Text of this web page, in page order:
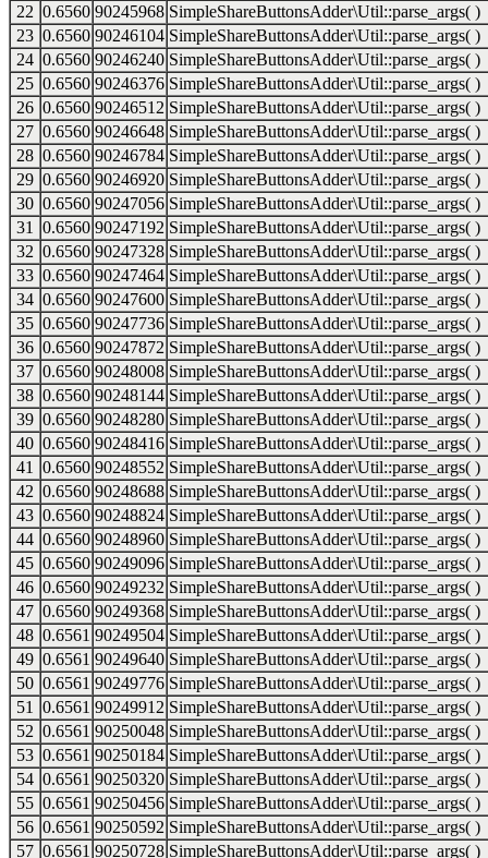
22 0.6560 90245968 SimpleShareButtonsAdder\Util::parse_args( )
23 0.6560 90246104 SimpleShareButtonsAdder\Util::parse_args( )
24 0.6560 90246240 SimpleShareButtonsAdder\Util::parse_args( )
25 0.6560 90246376 SimpleShareButtonsAdder\Util::parse_args( )
26 0.6560 90246512 SimpleShareButtonsAdder\Util::parse_args( )
27 0.6560 90246648 SimpleShareButtonsAdder\Util::parse_args( )
28 0.6560 90246784 SimpleShareButtonsAdder\Util::parse_args( )
29 0.6560 90246920 SimpleShareButtonsAdder\Util::parse_args( )
30 0.6560 90247056 SimpleShareButtonsAdder\Util::parse_args( )
31
0.6560 90247192 SimpleShareButtonsAdder\Util::parse_args( )
32 0.6560 90247328 SimpleShareButtonsAdder\Util::parse_args( )
33 0.6560 90247464 SimpleShareButtonsAdder\Util::parse_args( )
34 0.6560 90247600 SimpleShareButtonsAdder\Util::parse_args( )
35 0.6560 90247736 SimpleShareButtonsAdder\Util::parse_args( )
36 0.6560 90247872 SimpleShareButtonsAdder\Util::parse_args( )
37 0.6560 90248008 SimpleShareButtonsAdder\Util::parse_args( )
38 0.6560 90248144 SimpleShareButtonsAdder\Util::parse_args( )
39 0.6560 90248280 SimpleShareButtonsAdder\Util::parse_args( )
40 0.6560 90248416 SimpleShareButtonsAdder\Util::parse_args( )
41
0.6560 90248552 SimpleShareButtonsAdder\Util::parse_args( )
42 0.6560 90248688 SimpleShareButtonsAdder\Util::parse_args( )
43 0.6560 90248824 SimpleShareButtonsAdder\Util::parse_args( )
44 0.6560 90248960 SimpleShareButtonsAdder\Util::parse_args( )
45 0.6560 90249096 SimpleShareButtonsAdder\Util::parse_args( )
46 0.6560 90249232 SimpleShareButtonsAdder\Util::parse_args( )
47 0.6560 90249368 SimpleShareButtonsAdder\Util::parse_args( )
48 0.6561 90249504 SimpleShareButtonsAdder\Util::parse_args( )
49 0.6561 90249640 SimpleShareButtonsAdder\Util::parse_args( )
50 0.6561 90249776 SimpleShareButtonsAdder\Util::parse_args( )
51
0.6561 90249912 SimpleShareButtonsAdder\Util::parse_args( )
52 0.6561 90250048 SimpleShareButtonsAdder\Util::parse_args( )
53 0.6561 90250184 SimpleShareButtonsAdder\Util::parse_args( )
54 0.6561 90250320 SimpleShareButtonsAdder\Util::parse_args( )
55 0.6561 90250456 SimpleShareButtonsAdder\Util::parse_args( )
56 0.6561 90250592 SimpleShareButtonsAdder\Util::parse_args( )
57 0.6561 90250728 SimpleShareButtonsAdder\Util::parse_args( )